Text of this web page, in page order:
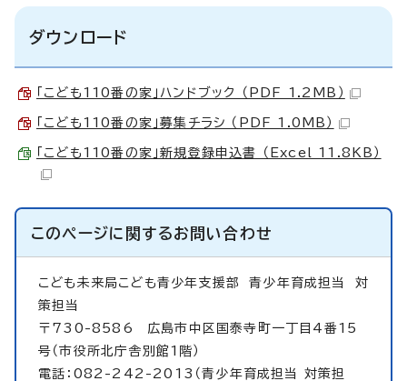
ダウンロード
「こども110番の家」ハンドブック （PDF 1.2MB）
「こども110番の家」募集チラシ （PDF 1.0MB）
「こども110番の家」新規登録申込書 （Excel 11.8KB）
このページに関するお問い合わせ
こども未来局こども青少年支援部青少年育成担当 対
策担当
〒730-8586 広島市中区国泰寺町一丁目4番15
号（市役所北庁舎別館1階）
電話：082-242-2013（青少年育成担当 対策担